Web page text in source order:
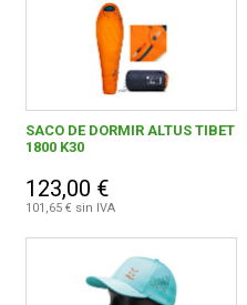
SACO DE DORMIR ALTUS TIBET
1800 K30
123,00 €
101,65 € sin IVA